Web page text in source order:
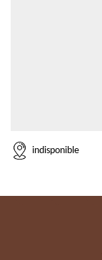
indisponible